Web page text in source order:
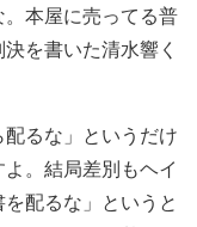
本屋に売ってる普
を書いた清水響く
るな」というだけ
。結局差別もヘイ
配るな」というと